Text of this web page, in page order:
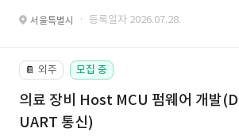
서울특별시 · 등록일자 2026.07.28.
📔 외주 모집 중
의료 장비 Host MCU 펌웨어 개발
UART 통신)